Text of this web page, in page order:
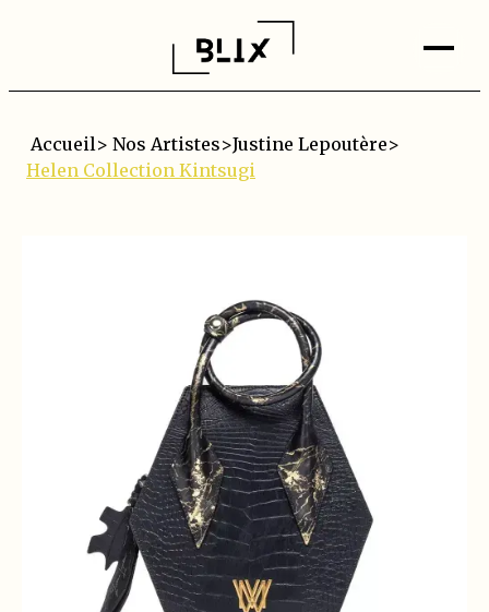
Accueil> Nos Artistes>Justine Lepoutère>
Helen Collection Kintsugi